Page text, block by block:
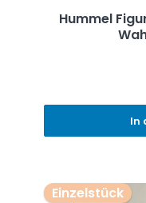
Hummel
In
Einzelstück